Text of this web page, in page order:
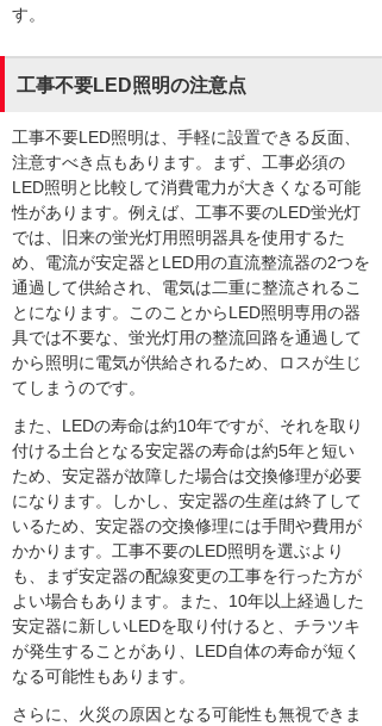
す。
工事不要LED照明の注意点
工事不要LED照明は、手軽に設置できる反面、
注意すべき点もあります。まず、工事必須の
LED照明と比較して消費電力が大きくなる可能
性があります。例えば、工事不要のLED蛍光灯
では、旧来の蛍光灯用照明器具を使用するた
め、電流が安定器とLED用の直流整流器の2つを
通過して供給され、電気は二重に整流されるこ
とになります。このことからLED照明専用の器
具では不要な、蛍光灯用の整流回路を通過して
から照明に電気が供給されるため、ロスが生じ
てしまうのです。
また、LEDの寿命は約10年ですが、それを取り
付ける土台となる安定器の寿命は約5年と短い
ため、安定器が故障した場合は交換修理が必要
になります。しかし、安定器の生産は終了して
いるため、安定器の交換修理には手間や費用が
かかります。工事不要のLED照明を選ぶより
も、まず安定器の配線変更の工事を行った方が
よい場合もあります。また、10年以上経過した
安定器に新しいLEDを取り付けると、チラツキ
が発生することがあり、LED自体の寿命が短く
なる可能性もあります。
さらに、火災の原因となる可能性も無視できま